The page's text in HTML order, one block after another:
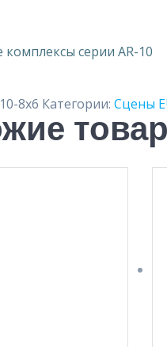
комплексы серии AR-10
8x6 Категории: Сцены